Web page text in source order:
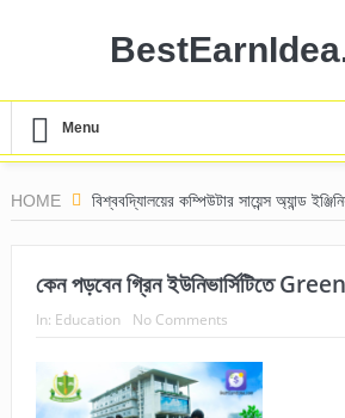
Menu
HOME বিশ্ববদ্যিালয়ের কম্পিউটার সায়েন্স অ্যান্ড
কেন পড়বেন গ্রিন ইউনিভার্সিটিতে
In: Education No Comments